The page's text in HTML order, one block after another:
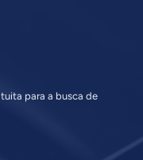
para a busca de